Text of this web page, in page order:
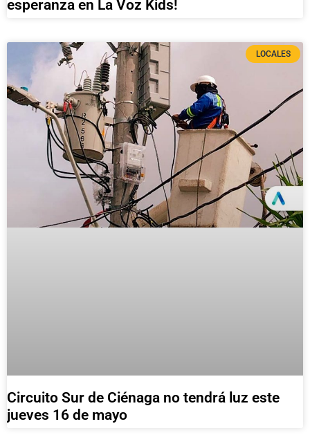
esperanza en La Voz Kids!
LOCALES
Circuito Sur de Ciénaga no tendrá luz este
jueves 16 de mayo